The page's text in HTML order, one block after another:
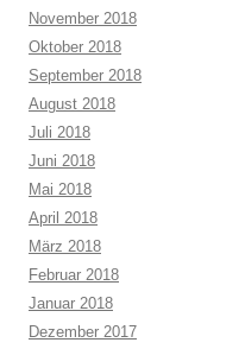
November 2018
Oktober 2018
September 2018
August 2018
Juli 2018
Juni 2018
Mai 2018
April 2018
März 2018
Februar 2018
Januar 2018
Dezember 2017